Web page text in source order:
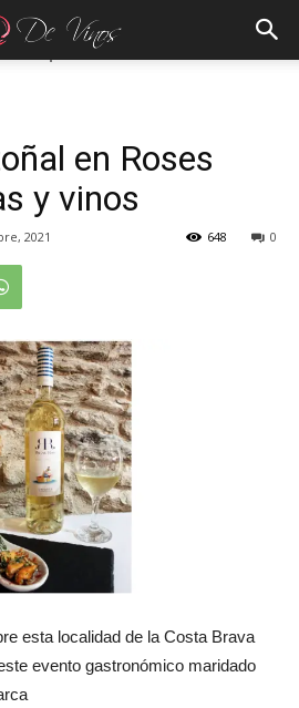
en Roses
y vinos
2021 0
648
esta localidad de la Costa Brava
evento gastronómico maridado